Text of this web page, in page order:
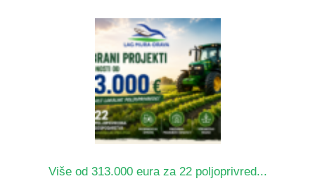
Više od 313.000 eura za 22 poljoprivred...